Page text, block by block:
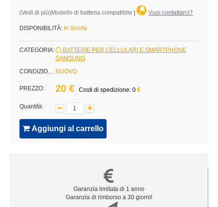
(Vedi di più)Modello di batteria compatibile Vuoi contattarci?
DISPONIBILITÀ: In Scorta
CATEGORIA:
BATTERIE PER CELLULARI E SMARTPHONE
SAMSUNG
CONDIZIONE: NUOVO
PREZZO: 20 € Costi di spedizione: 0
Quantità:
Aggiungi al carrello
Garanzia limitata di 1 anno
Garanzia di rimborso a 30 giorni!